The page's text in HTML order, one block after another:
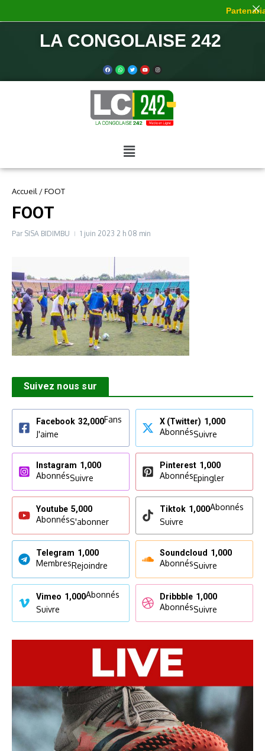
LA CONGOLAISE 242
Accueil /FOOT
FOOT
Par SISA BIDIMBU 1 juin 2023 2 h 08 min
Suivez nous sur
Facebook 32,000Fans
J'aime
X (Twitter) 1,000
AbonnésSuivre
Instagram 1,000
AbonnésSuivre
Pinterest 1,000
AbonnésEpingler
Youtube 5,000
AbonnésS'abonner
Tiktok 1,000Abonnés
Suivre
Telegram 1,000
MembresRejoindre
Soundcloud 1,000
AbonnésSuivre
Vimeo 1,000Abonnés
Suivre
Dribbble 1,000
AbonnésSuivre